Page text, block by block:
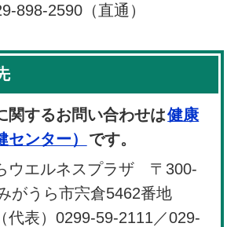
898-2590（直通）
関するお問い合わせは健康
ンター）
です。
ウエルネスプラザ 〒300-
うら市宍倉5462番地
代表）0299-59-2111／029-